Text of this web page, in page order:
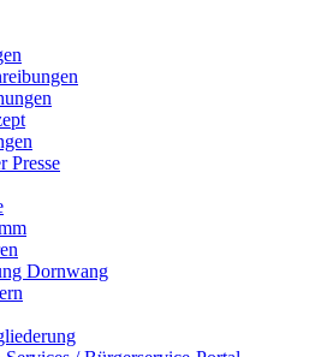
Presse
Dornwang